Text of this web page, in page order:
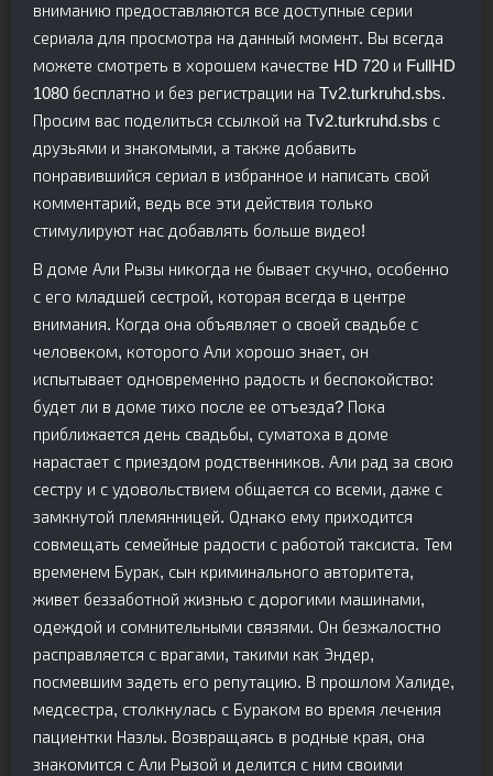
вниманию предоставляются все доступные серии
сериала для просмотра на данный момент. Вы всегда
можете смотреть в хорошем качестве HD 720 и FullHD
1080 бесплатно и без регистрации на Tv2.turkruhd.sbs.
Просим вас поделиться ссылкой на Tv2.turkruhd.sbs с
друзьями и знакомыми, а также добавить
понравившийся сериал в избранное и написать свой
комментарий, ведь все эти действия только
стимулируют нас добавлять больше видео!
В доме Али Рызы никогда не бывает скучно, особенно
с его младшей сестрой, которая всегда в центре
внимания. Когда она объявляет о своей свадьбе с
человеком, которого Али хорошо знает, он
испытывает одновременно радость и беспокойство:
будет ли в доме тихо после ее отъезда? Пока
приближается день свадьбы, суматоха в доме
нарастает с приездом родственников. Али рад за свою
сестру и с удовольствием общается со всеми, даже с
замкнутой племянницей. Однако ему приходится
совмещать семейные радости с работой таксиста. Тем
временем Бурак, сын криминального авторитета,
живет беззаботной жизнью с дорогими машинами,
одеждой и сомнительными связями. Он безжалостно
расправляется с врагами, такими как Эндер,
посмевшим задеть его репутацию. В прошлом Халиде,
медсестра, столкнулась с Бураком во время лечения
пациентки Назлы. Возвращаясь в родные края, она
знакомится с Али Рызой и делится с ним своими